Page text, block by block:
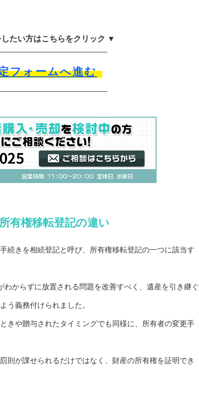
たい方はこちらをクリック ▼
フォームへ進む
有権移転登記の違い
続きを相続登記と呼び、所有権移転登記の一つに該当す
からずに放置される問題を改善すべく、遺産を引き継ぐ
う義務付けられました。
きや贈与されたタイミングでも同様に、所有者の変更手
則が課せられるだけではなく、財産の所有権を証明でき